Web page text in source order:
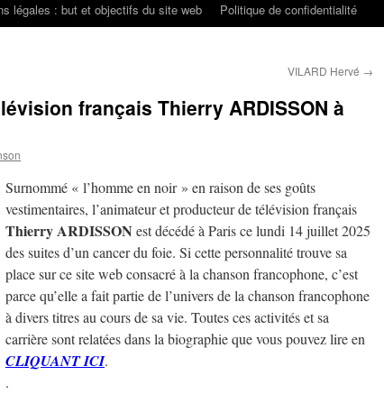
légales : but et objectifs du site web Politique de confidentialité
VILARD Hervé →
français Thierry ARDISSON à
Surnommé « l’homme en noir » en raison de ses goûts
vestimentaires, l’animateur et producteur de télévision français
Thierry ARDISSON est décédé à Paris ce lundi 14 juillet 2025
des suites d’un cancer du foie. Si cette personnalité trouve sa
place sur ce site web consacré à la chanson francophone, c’est
parce qu’elle a fait partie de l’univers de la chanson francophone
à divers titres au cours de sa vie. Toutes ces activités et sa
carrière sont relatées dans la biographie que vous pouvez lire en
CLIQUANT ICI.
.